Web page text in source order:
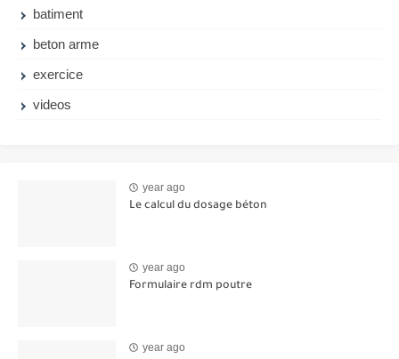
batiment
beton arme
exercice
videos
year ago
Le calcul du dosage béton
year ago
Formulaire rdm poutre
year ago